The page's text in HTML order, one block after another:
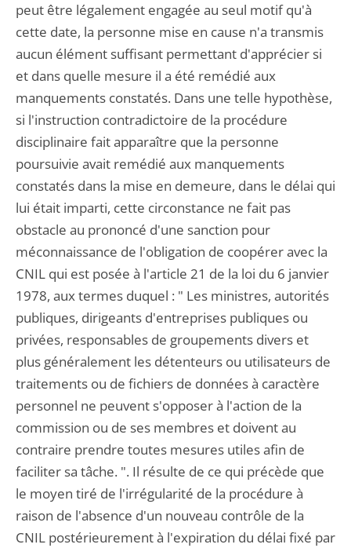
peut être légalement engagée au seul motif qu'à
cette date, la personne mise en cause n'a transmis
aucun élément suffisant permettant d'apprécier si
et dans quelle mesure il a été remédié aux
manquements constatés. Dans une telle hypothèse,
si l'instruction contradictoire de la procédure
disciplinaire fait apparaître que la personne
poursuivie avait remédié aux manquements
constatés dans la mise en demeure, dans le délai qui
lui était imparti, cette circonstance ne fait pas
obstacle au prononcé d'une sanction pour
méconnaissance de l'obligation de coopérer avec la
CNIL qui est posée à l'article 21 de la loi du 6 janvier
1978, aux termes duquel : " Les ministres, autorités
publiques, dirigeants d'entreprises publiques ou
privées, responsables de groupements divers et
plus généralement les détenteurs ou utilisateurs de
traitements ou de fichiers de données à caractère
personnel ne peuvent s'opposer à l'action de la
commission ou de ses membres et doivent au
contraire prendre toutes mesures utiles afin de
faciliter sa tâche. ". Il résulte de ce qui précède que
le moyen tiré de l'irrégularité de la procédure à
raison de l'absence d'un nouveau contrôle de la
CNIL postérieurement à l'expiration du délai fixé par